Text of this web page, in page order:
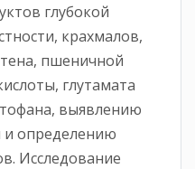
глубокой
крахмалов,
пшеничной
глутамата
выявлению
и определению
Исследование